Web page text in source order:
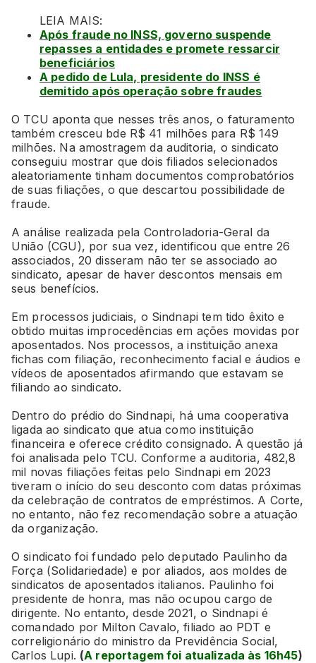
LEIA MAIS:
Após fraude no INSS, governo suspende
repasses a entidades e promete ressarcir
beneficiários
A pedido de Lula, presidente do INSS é
demitido após operação sobre fraudes
O TCU aponta que nesses três anos, o faturamento
também cresceu bde R$ 41 milhões para R$ 149
milhões. Na amostragem da auditoria, o sindicato
conseguiu mostrar que dois filiados selecionados
aleatoriamente tinham documentos comprobatórios
de suas filiações, o que descartou possibilidade de
fraude.
A análise realizada pela Controladoria-Geral da
União (CGU), por sua vez, identificou que entre 26
associados, 20 disseram não ter se associado ao
sindicato, apesar de haver descontos mensais em
seus benefícios.
Em processos judiciais, o Sindnapi tem tido êxito e
obtido muitas improcedências em ações movidas por
aposentados. Nos processos, a instituição anexa
fichas com filiação, reconhecimento facial e áudios e
vídeos de aposentados afirmando que estavam se
filiando ao sindicato.
Dentro do prédio do Sindnapi, há uma cooperativa
ligada ao sindicato que atua como instituição
financeira e oferece crédito consignado. A questão já
foi analisada pelo TCU. Conforme a auditoria, 482,8
mil novas filiações feitas pelo Sindnapi em 2023
tiveram o início do seu desconto com datas próximas
da celebração de contratos de empréstimos. A Corte,
no entanto, não fez recomendação sobre a atuação
da organização.
O sindicato foi fundado pelo deputado Paulinho da
Força (Solidariedade) e por aliados, aos moldes de
sindicatos de aposentados italianos. Paulinho foi
presidente de honra, mas não ocupou cargo de
dirigente. No entanto, desde 2021, o Sindnapi é
comandado por Milton Cavalo, filiado ao PDT e
correligionário do ministro da Previdência Social,
Carlos Lupi. (A reportagem foi atualizada às 16h45)